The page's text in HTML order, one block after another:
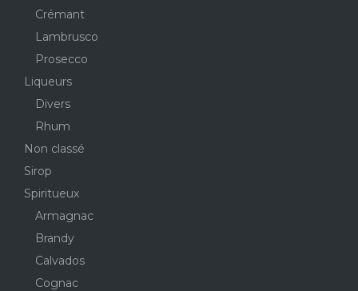
Crémant
Lambrusco
Prosecco
Liqueurs
Divers
Rhum
Non classé
Sirop
Spiritueux
Armagnac
Brandy
Calvados
Cognac